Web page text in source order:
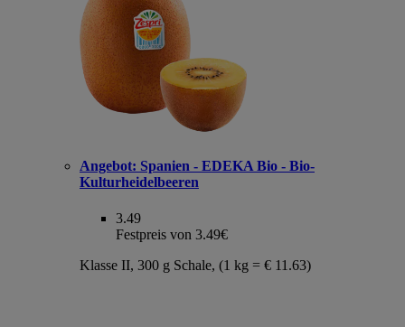
Angebot: Spanien - EDEKA Bio - Bio-
Kulturheidelbeeren
3.49
Festpreis von 3.49€
Klasse II, 300 g Schale, (1 kg = € 11.63)